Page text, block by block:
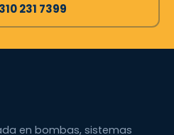
231 7399
en bombas, sistemas